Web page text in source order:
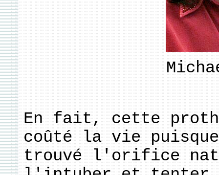
En fait, cette
coûté la vie
trouvé l'orifice